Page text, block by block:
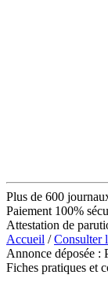
Plus de 600
Paiement 100%
Attestation de
Accueil /Consulter
Annonce déposée :
Fiches pratiques et